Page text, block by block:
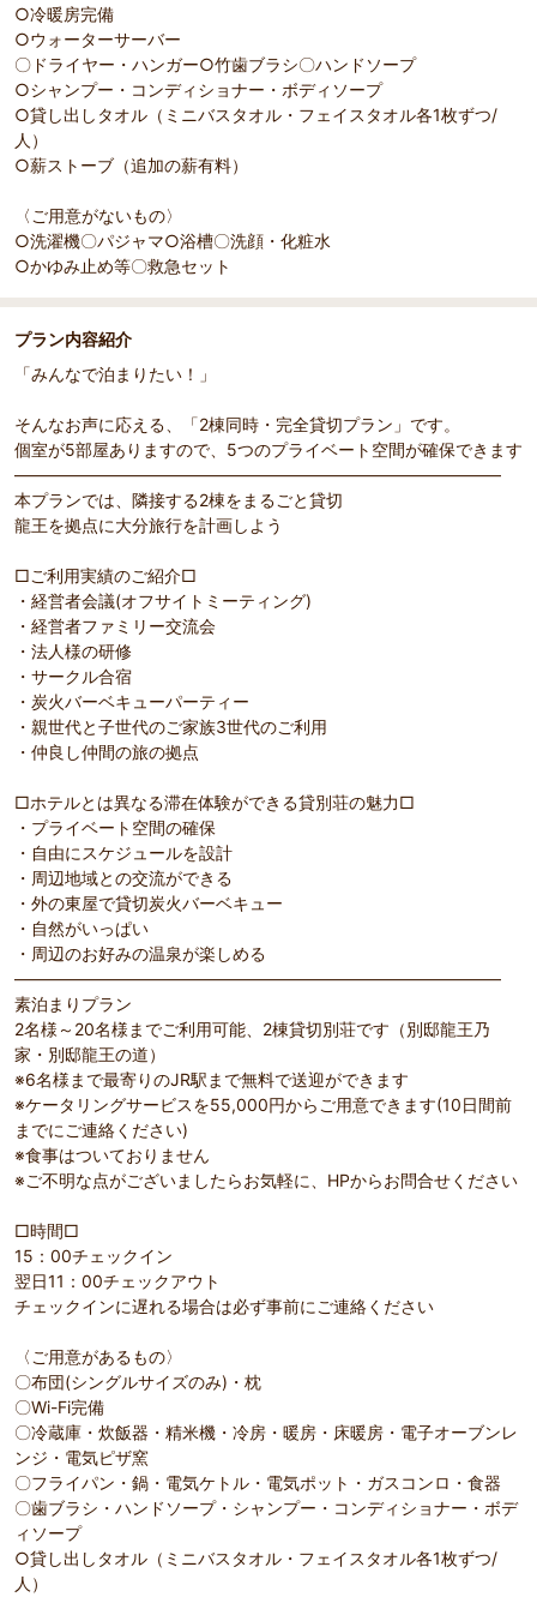
○冷暖房完備
○ウォーターサーバー
〇ドライヤー・ハンガー○竹歯ブラシ〇ハンドソープ
○シャンプー・コンディショナー・ボディソープ
○貸し出しタオル（ミニバスタオル・フェイスタオル各1枚ずつ/
人）
○薪ストーブ（追加の薪有料）
〈ご用意がないもの〉
○洗濯機〇パジャマ○浴槽〇洗顔・化粧水
○かゆみ止め等〇救急セット
プラン内容紹介
「みんなで泊まりたい！」
そんなお声に応える、「2棟同時・完全貸切プラン」です。
個室が5部屋ありますので、5つのプライベート空間が確保できます
―――――――――――――――――――――――――――――
本プランでは、隣接する2棟をまるごと貸切
龍王を拠点に大分旅行を計画しよう
□ご利用実績のご紹介□
・経営者会議(オフサイトミーティング)
・経営者ファミリー交流会
・法人様の研修
・サークル合宿
・炭火バーベキューパーティー
・親世代と子世代のご家族3世代のご利用
・仲良し仲間の旅の拠点
□ホテルとは異なる滞在体験ができる貸別荘の魅力□
・プライベート空間の確保
・自由にスケジュールを設計
・周辺地域との交流ができる
・外の東屋で貸切炭火バーベキュー
・自然がいっぱい
・周辺のお好みの温泉が楽しめる
―――――――――――――――――――――――――――――
素泊まりプラン
2名様～20名様までご利用可能、2棟貸切別荘です（別邸龍王乃
家・別邸龍王の道）
※6名様まで最寄りのJR駅まで無料で送迎ができます
※ケータリングサービスを55,000円からご用意できます(10日間前
までにご連絡ください)
※食事はついておりません
※ご不明な点がございましたらお気軽に、HPからお問合せください
□時間□
15：00チェックイン
翌日11：00チェックアウト
チェックインに遅れる場合は必ず事前にご連絡ください
〈ご用意があるもの〉
〇布団(シングルサイズのみ)・枕
〇Wi-Fi完備
〇冷蔵庫・炊飯器・精米機・冷房・暖房・床暖房・電子オーブンレ
ンジ・電気ピザ窯
〇フライパン・鍋・電気ケトル・電気ポット・ガスコンロ・食器
〇歯ブラシ・ハンドソープ・シャンプー・コンディショナー・ボデ
ィソープ
○貸し出しタオル（ミニバスタオル・フェイスタオル各1枚ずつ/
人）
部屋詳細 （1 /2 ）
Pr
evi
s
食卓を囲めんで楽しめる小上がりリビング(床暖房完備) 小上
xt